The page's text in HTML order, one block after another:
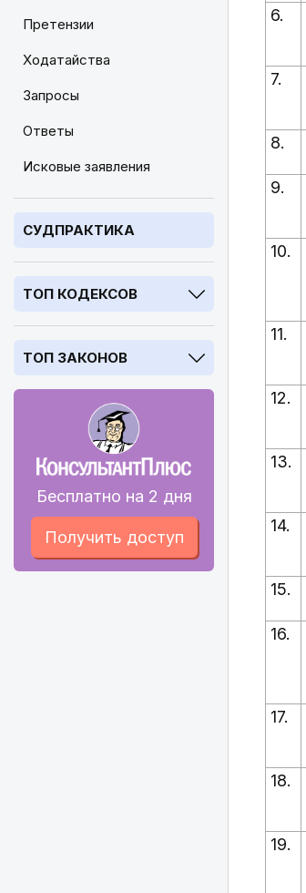
Претензии
Ходатайства
Запросы
Ответы
Исковые заявления
СУДПРАКТИКА
ТОП КОДЕКСОВ
ТОП ЗАКОНОВ
Бесплатно на 2 дня
Получить доступ
6.
7.
8.
9.
10.
11.
12.
13.
14.
15.
16.
17.
18.
19.